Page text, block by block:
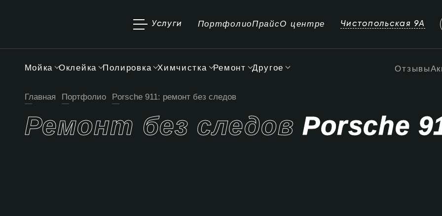
Услуги ПортфолиоПрайсО центре Чистопольская 9А
Мойка Оклейка Полировка Химчистка Ремонт Другое Отзывы
Главная Портфолио Porsche 911: ремонт без следов
Ремонт без следов Porsche